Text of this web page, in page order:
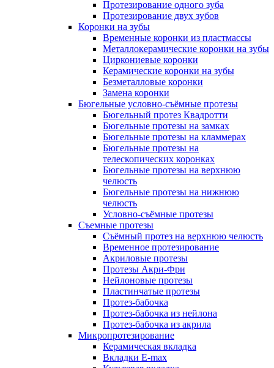
Протезирование одного зуба
Протезирование двух зубов
Коронки на зубы
Временные коронки из пластмассы
Металлокерамические коронки на зубы
Циркониевые коронки
Керамические коронки на зубы
Безметалловые коронки
Замена коронки
Бюгельные условно-съёмные протезы
Бюгельный протез Квадротти
Бюгельные протезы на замках
Бюгельные протезы на кламмерах
Бюгельные протезы на
телескопических коронках
Бюгельные протезы на верхнюю
челюсть
Бюгельные протезы на нижнюю
челюсть
Условно-съёмные протезы
Съемные протезы
Съёмный протез на верхнюю челюсть
Временное протезирование
Акриловые протезы
Протезы Акри-Фри
Нейлоновые протезы
Пластинчатые протезы
Протез-бабочка
Протез-бабочка из нейлона
Протез-бабочка из акрила
Микропротезирование
Керамическая вкладка
Вкладки E-max